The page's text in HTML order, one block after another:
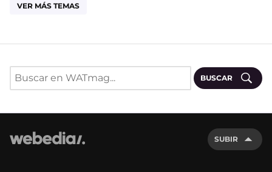
VER MÁS TEMAS
BUSCAR
SUBIR